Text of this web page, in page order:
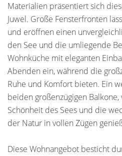
Materialien präsentiert sich
Juwel. Große Fensterfronten
und eröffnen einen
den See und die umliegende
Wohnküche mit eleganten
Abenden ein, während die
Ruhe und Komfort bieten. Ein
beiden großenzügigen
Schönheit des Sees und die
der Natur in vollen Zügen
Diese Wohnangebot besticht